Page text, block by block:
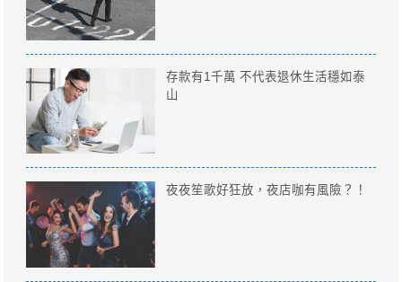
存款有1千萬 不代表退休生活穩如泰
山
夜夜笙歌好狂放，夜店咖有風險？！